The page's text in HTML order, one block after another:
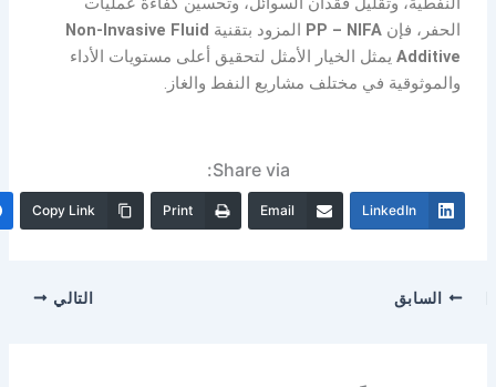
الحفر، فإنPP – NIFA المزود بتقنية Non-Invasive Fluid
Additive يمثل الخيار الأمثل لتحقيق أعلى مستويات الأداء
والموثوقية في مختلف مشاريع النفط والغاز.
Share via:
LinkedIn
Email
Print
Copy Link
السابق التالي